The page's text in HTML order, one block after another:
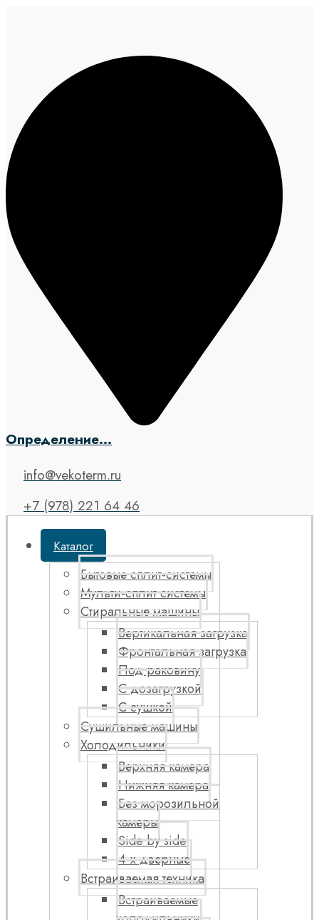
Определение...
info@vekoterm.ru
+7 (978) 221 64 46
Каталог
Бытовые сплит-системы
Мульти-сплит системы
Стиральные машины
Вертикальная загрузка
Фронтальная загрузка
Под раковину
С дозагрузкой
С сушкой
Сушильные машины
Холодильники
Верхняя камера
Нижняя камера
Без морозильной
камеры
Side by side
4-х дверные
Встраиваемая техника
Встраиваемые